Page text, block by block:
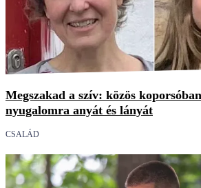
Megszakad a szív: közös
nyugalomra anyát és lányát
CSALÁD